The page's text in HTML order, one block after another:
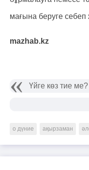
мағына беруге себеп
mazhab.kz
Үйге көз тие ме?
о дүние ақырзаман